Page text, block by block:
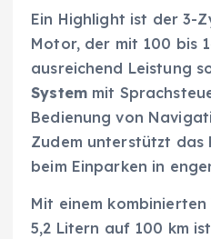
Ein Highlight ist der 3-
Motor, der mit 100 bis
ausreichend Leistung
Systemmit
Bedienung von
Zudem unterstützt das
beim Einparken in
Mit einem
5,2 Litern auf 100 km